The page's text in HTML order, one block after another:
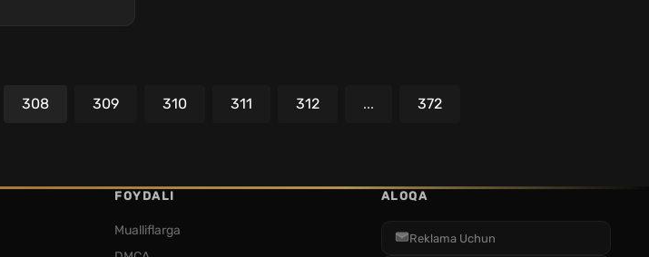
308 309 310 311 312 ... 372
FOYDALI
Mualliflarga
ALOQA
Reklama Uchun